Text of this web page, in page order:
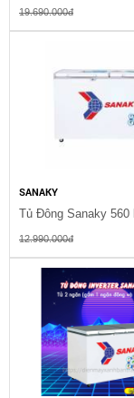
19.690.000đ
SANAKY
12.990.000đ